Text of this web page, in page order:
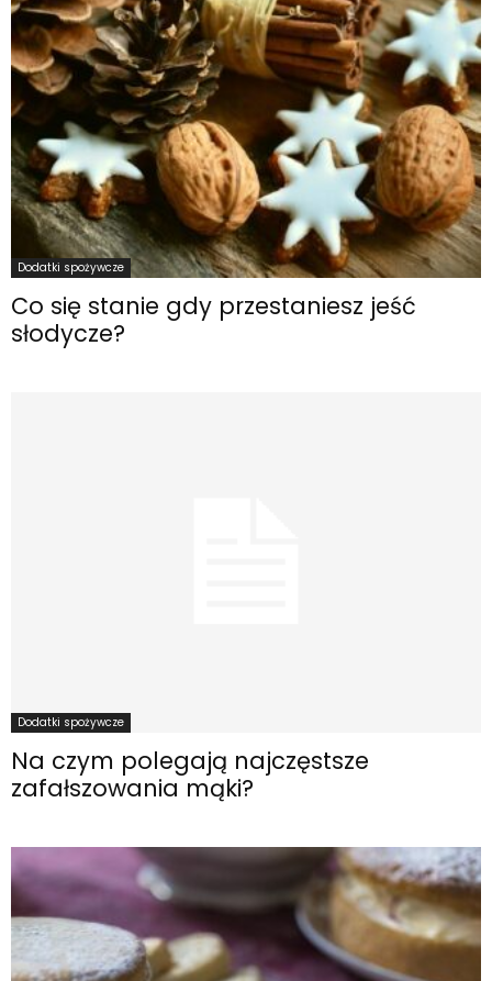
Dodatki spożywcze
Co się stanie gdy przestaniesz jeść
słodycze?
Dodatki spożywcze
Na czym polegają najczęstsze
zafałszowania mąki?